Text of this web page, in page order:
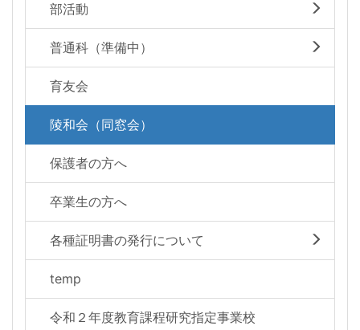
部活動
普通科（準備中）
育友会
陵和会（同窓会）
保護者の方へ
卒業生の方へ
各種証明書の発行について
temp
令和２年度教育課程研究指定事業校